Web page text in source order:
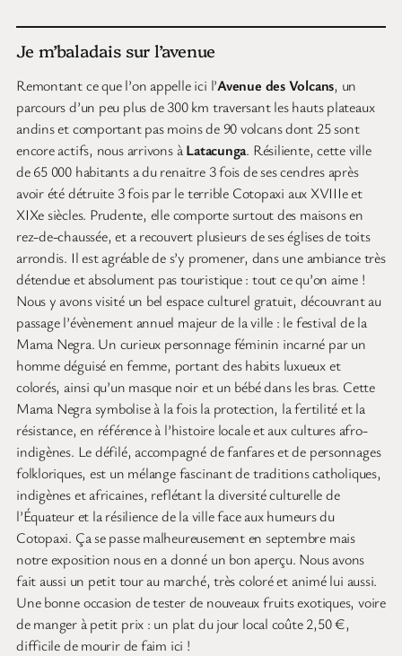
Je m’baladais sur l’avenue
Remontant ce que l’on appelle ici l’Avenue des Volcans, un
parcours d’un peu plus de 300 km traversant les hauts plateaux
andins et comportant pas moins de 90 volcans dont 25 sont
encore actifs, nous arrivons àLatacunga. Résiliente, cette ville
de 65 000 habitants a du renaitre 3 fois de ses cendres après
avoir été détruite 3 fois par le terrible Cotopaxi aux XVIIIe et
XIXe siècles. Prudente, elle comporte surtout des maisons en
rez-de-chaussée, et a recouvert plusieurs de ses églises de toits
arrondis. Il est agréable de s’y promener, dans une ambiance très
détendue et absolument pas touristique : tout ce qu’on aime !
Nous y avons visité un bel espace culturel gratuit, découvrant au
passage l’évènement annuel majeur de la ville : le festival de la
Mama Negra. Un curieux personnage féminin incarné par un
homme déguisé en femme, portant des habits luxueux et
colorés, ainsi qu’un masque noir et un bébé dans les bras. Cette
Mama Negra symbolise à la fois la protection, la fertilité et la
résistance, en référence à l’histoire locale et aux cultures afro-
indigènes. Le défilé, accompagné de fanfares et de personnages
folkloriques, est un mélange fascinant de traditions catholiques,
indigènes et africaines, reflétant la diversité culturelle de
l’Équateur et la résilience de la ville face aux humeurs du
Cotopaxi. Ça se passe malheureusement en septembre mais
notre exposition nous en a donné un bon aperçu. Nous avons
fait aussi un petit tour au marché, très coloré et animé lui aussi.
Une bonne occasion de tester de nouveaux fruits exotiques, voire
de manger à petit prix : un plat du jour local coûte 2,50 €,
difficile de mourir de faim ici !